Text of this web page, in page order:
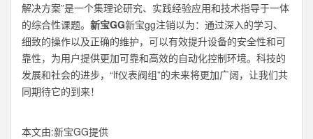
解决方案”是一个集理论研究、实践经验应用和技术指导于一体
的综合性课题。 新宝GG新宝gg注销以为：通过深入的学习、
细致的操作以及正确的维护，可以有效提升设备的安全性和可
靠性，为用户提供更加可靠和高效的自动化控制环境。科技的
发展和社会的进步，“lf仪表阀组”的未来将更加广阔，让我们共
同期待它的到来！
本文由:新宝GG提供